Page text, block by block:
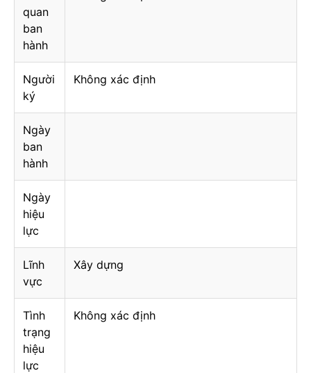
quan
ban
hành
Người
ký
Không xác định
Ngày
ban
hành
Ngày
hiệu
lực
Lĩnh
vực
Xây dựng
Tình
trạng
hiệu
lực
Không xác định